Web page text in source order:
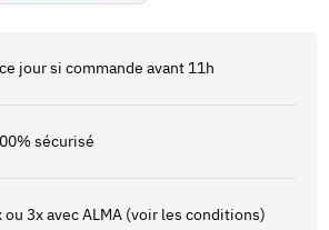
jour si commande avant 11h
sécurisé
ou 3x avec ALMA (voir les conditions)